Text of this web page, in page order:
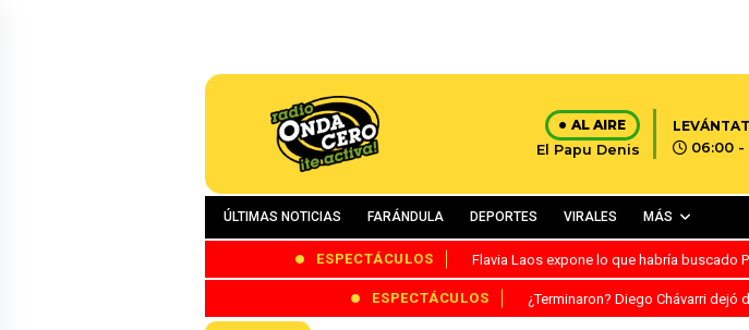
AL AIRE
El Papu Denis
06:00 -
ÚLTIMAS NOTICIAS FARÁNDULA DEPORTES VIRALES MÁS
ESPECTÁCULOS Flavia Laos expone lo que habría buscado
ESPECTÁCULOS ¿Terminaron? Diego Chávarri dejó